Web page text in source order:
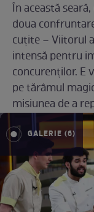
În această
doua
cuțite – Viitorul
intensă pentru
concurenților. E
pe tărâmul
misiunea de a
GALERIE (6)